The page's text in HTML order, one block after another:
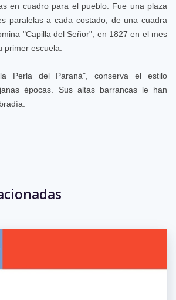
en cuadro para el pueblo. Fue una plaza
paralelas a cada costado, de una cuadra
"Capilla del Señor"; en 1827 en el mes
primer escuela.
Perla del Paraná", conserva el estilo
épocas. Sus altas barrancas le han